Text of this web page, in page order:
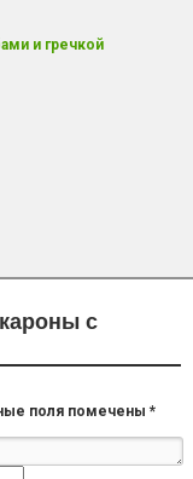
и гречкой
с
поля помечены *